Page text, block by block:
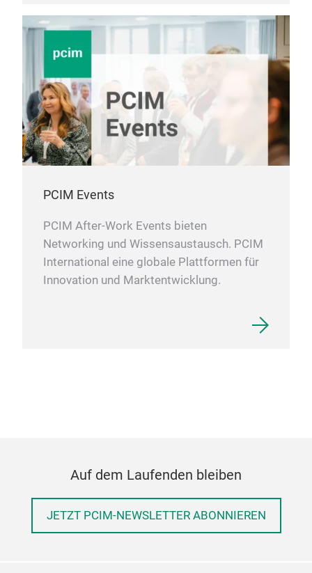
PCIM Events
PCIM After-Work Events bieten
Networking und Wissensaustausch. PCIM
International eine globale Plattformen für
Innovation und Marktentwicklung.
Auf dem Laufenden bleiben
JETZT PCIM-NEWSLETTER ABONNIEREN